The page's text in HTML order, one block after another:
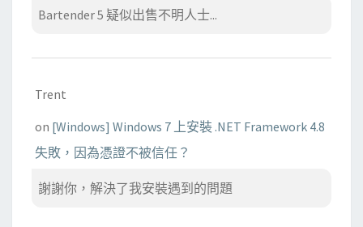
Bartender 5 疑似出售不明人士...
Trent
on [Windows] Windows 7 上安裝 .NET Framework 4.8
失敗，因為憑證不被信任？
謝謝你，解決了我安裝遇到的問題